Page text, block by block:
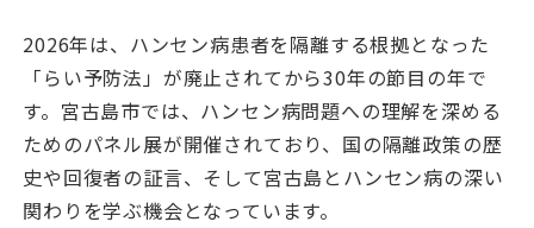
2026年は、ハンセン病患者を隔離する根拠となった
「らい予防法」が廃止されてから30年の節目の年で
す。宮古島市では、ハンセン病問題への理解を深める
ためのパネル展が開催されており、国の隔離政策の歴
史や回復者の証言、そして宮古島とハンセン病の深い
関わりを学ぶ機会となっています。